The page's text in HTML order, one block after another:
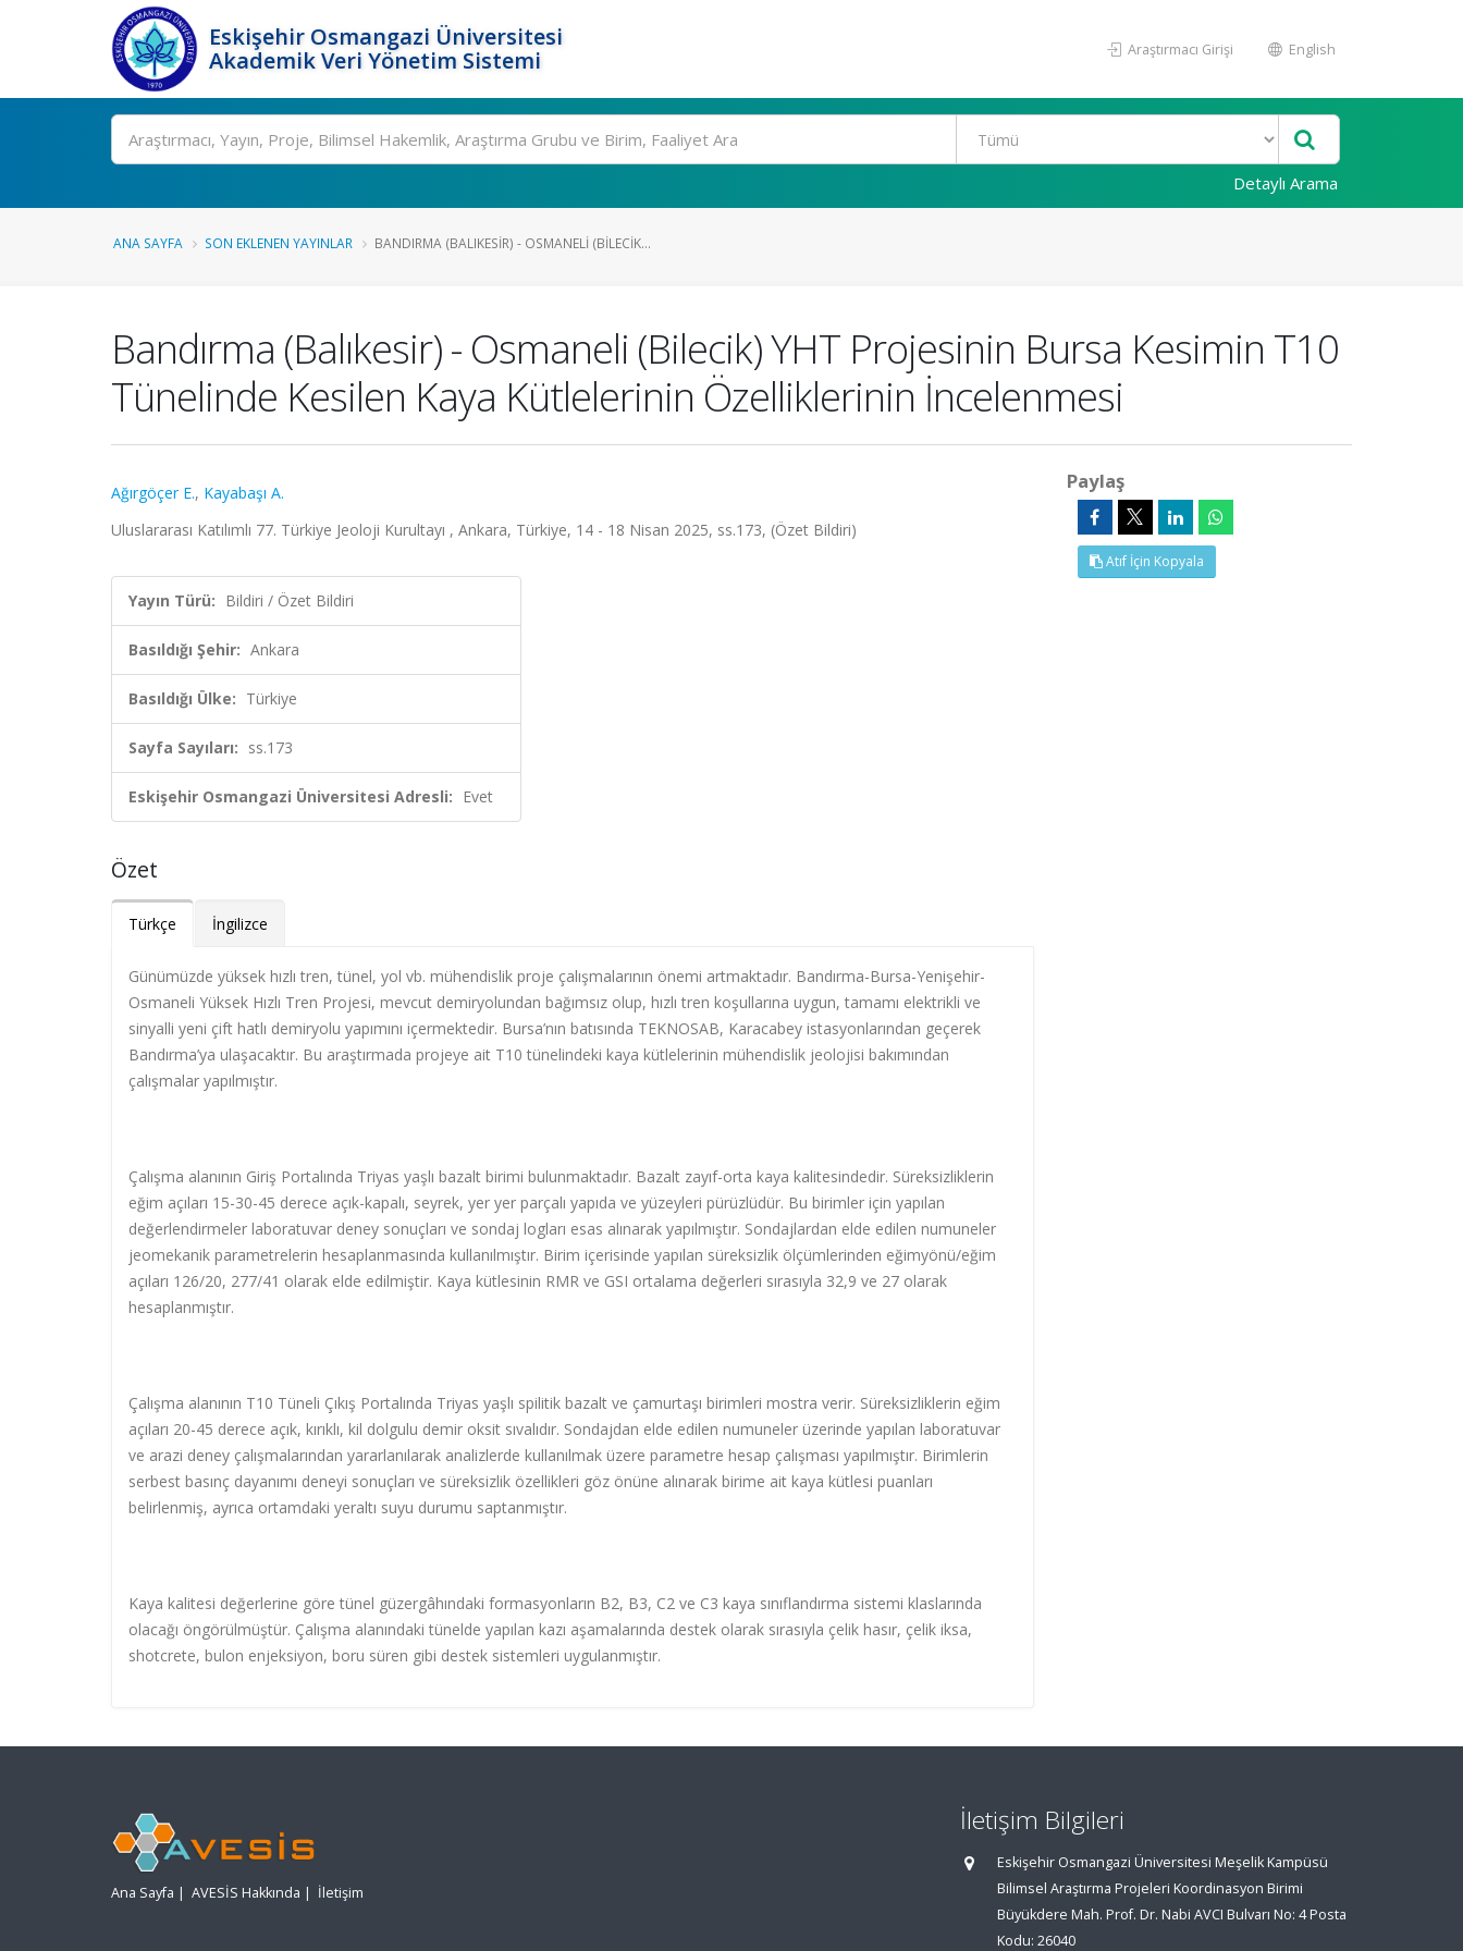
Eskişehir Osmangazi Üniversitesi
Akademik Veri Yönetim Sistemi
Araştırmacı Girişi English
Ara
Detaylı Arama
ANA SAYFA SON EKLENEN YAYINLAR BANDIRMA (BALIKESIR) - OSMANELI (BILECIK...
Bandırma (Balıkesir) - Osmaneli (Bilecik) YHT Projesinin Bursa Kesimin T10
Tünelinde Kesilen Kaya Kütlelerinin Özelliklerinin İncelenmesi
Ağırgöçer E., Kayabaşı A.
Uluslararası Katılımlı 77. Türkiye Jeoloji Kurultayı , Ankara, Türkiye, 14 - 18 Nisan 2025, ss.173, (Özet Bildiri)
Yayın Türü: Bildiri / Özet Bildiri
Basıldığı Şehir: Ankara
Basıldığı Ülke: Türkiye
Sayfa Sayıları: ss.173
Eskişehir Osmangazi Üniversitesi Adresli: Evet
Özet
Türkçe İngilizce
Günümüzde yüksek hızlı tren, tünel, yol vb. mühendislik proje çalışmalarının önemi artmaktadır. Bandırma-Bursa-Yenişehir-
Osmaneli Yüksek Hızlı Tren Projesi, mevcut demiryolundan bağımsız olup, hızlı tren koşullarına uygun, tamamı elektrikli ve
sinyalli yeni çift hatlı demiryolu yapımını içermektedir. Bursa’nın batısında TEKNOSAB, Karacabey istasyonlarından geçerek
Bandırma’ya ulaşacaktır. Bu araştırmada projeye ait T10 tünelindeki kaya kütlelerinin mühendislik jeolojisi bakımından
çalışmalar yapılmıştır.
Çalışma alanının Giriş Portalında Triyas yaşlı bazalt birimi bulunmaktadır. Bazalt zayıf-orta kaya kalitesindedir. Süreksizliklerin
eğim açıları 15-30-45 derece açık-kapalı, seyrek, yer yer parçalı yapıda ve yüzeyleri pürüzlüdür. Bu birimler için yapılan
değerlendirmeler laboratuvar deney sonuçları ve sondaj logları esas alınarak yapılmıştır. Sondajlardan elde edilen numuneler
jeomekanik parametrelerin hesaplanmasında kullanılmıştır. Birim içerisinde yapılan süreksizlik ölçümlerinden eğimyönü/eğim
açıları 126/20, 277/41 olarak elde edilmiştir. Kaya kütlesinin RMR ve GSI ortalama değerleri sırasıyla 32,9 ve 27 olarak
hesaplanmıştır.
Çalışma alanının T10 Tüneli Çıkış Portalında Triyas yaşlı spilitik bazalt ve çamurtaşı birimleri mostra verir. Süreksizliklerin eğim
açıları 20-45 derece açık, kırıklı, kil dolgulu demir oksit sıvalıdır. Sondajdan elde edilen numuneler üzerinde yapılan laboratuvar
ve arazi deney çalışmalarından yararlanılarak analizlerde kullanılmak üzere parametre hesap çalışması yapılmıştır. Birimlerin
serbest basınç dayanımı deneyi sonuçları ve süreksizlik özellikleri göz önüne alınarak birime ait kaya kütlesi puanları
belirlenmiş, ayrıca ortamdaki yeraltı suyu durumu saptanmıştır.
Kaya kalitesi değerlerine göre tünel güzergâhındaki formasyonların B2, B3, C2 ve C3 kaya sınıflandırma sistemi klaslarında
olacağı öngörülmüştür. Çalışma alanındaki tünelde yapılan kazı aşamalarında destek olarak sırasıyla çelik hasır, çelik iksa,
shotcrete, bulon enjeksiyon, boru süren gibi destek sistemleri uygulanmıştır.
Paylaş
Atıf İçin Kopyala
Ana Sayfa | AVESİS Hakkında | İletişim
İletişim Bilgileri
Eskişehir Osmangazi Üniversitesi Meşelik Kampüsü
Bilimsel Araştırma Projeleri Koordinasyon Birimi
Büyükdere Mah. Prof. Dr. Nabi AVCI Bulvarı No: 4 Posta
Kodu: 26040